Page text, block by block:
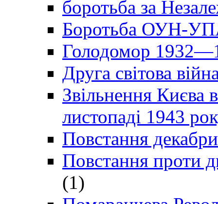
боротьба за
Боротьба ОУН-УПА
Голодомор
Друга світова
Звільнення Києва
листопаді 1943
Повстання
Повстання проти
(1)